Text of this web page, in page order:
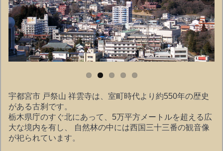
宇都宮市 戸祭山 祥雲寺は、室町時代より約550年の歴史
がある古刹です。
栃木県庁のすぐ北にあって、5万平方メートルを超える広
大な境内を有し、 自然林の中には西国三十三番の観音像
が祀られています。